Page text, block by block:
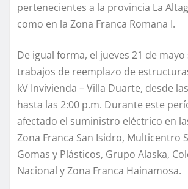
pertenecientes a la provincia La
como en la Zona Franca Romana I.
De igual forma, el jueves 21 de
trabajos de reemplazo de
kV Invivienda – Villa Duarte, desde
hasta las 2:00 p.m. Durante este
afectado el suministro eléctrico en
Zona Franca San Isidro, Multicentro
Gomas y Plásticos, Grupo Alaska,
Nacional y Zona Franca Hainamosa.